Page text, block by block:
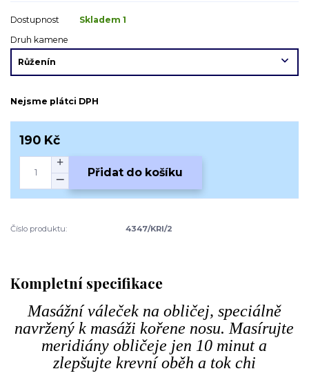
Dostupnost
Skladem 1
Druh kamene
Nejsme plátci DPH
190 Kč
Přidat do košíku
Číslo produktu: 4347/KRI/2
Kompletní specifikace
Masážní váleček na obličej, speciálně
navržený k masáži kořene nosu. Masírujte
meridiány obličeje jen 10 minut a
zlepšujte krevní oběh a tok chi